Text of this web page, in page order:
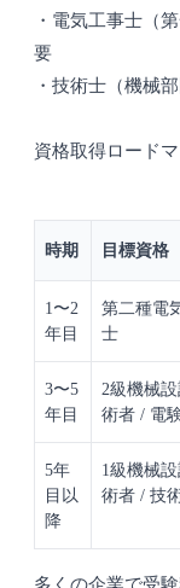
・電気工事士（
要
・技術士（機械
資格取得ロード
時期 目標資格
1〜2
年目
第二種電
士
3〜5
年目
2級機械
術者 / 電
5年
目以
降
1級機械
術者 / 技